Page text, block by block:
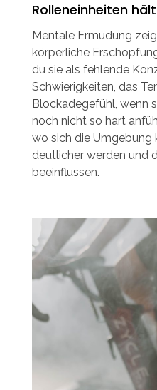
Rolleneinheiten
Mentale Ermüdung
körperliche
du sie als fehlende
Schwierigkeiten, das
Blockadegefühl, wenn
noch nicht so hart
wo sich die Umgebung
deutlicher werden und
beeinflussen.